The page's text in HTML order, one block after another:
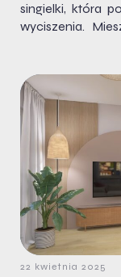
singielki, która
wyciszenia.
22 kwietnia 2025